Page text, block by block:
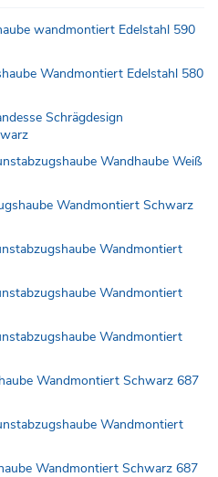
wandmontiert Edelstahl 590
Wandmontiert Edelstahl 580
Schrägdesign
Wandhaube Weiß
Wandmontiert Schwarz
Wandmontiert
Wandmontiert
Wandmontiert
Wandmontiert Schwarz 687
Wandmontiert
Wandmontiert Schwarz 687